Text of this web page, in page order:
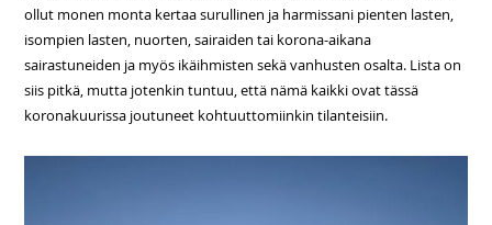
ollut monen monta kertaa surullinen ja harmissani pienten lasten,
isompien lasten, nuorten, sairaiden tai korona-aikana
sairastuneiden ja myös ikäihmisten sekä vanhusten osalta. Lista on
siis pitkä, mutta jotenkin tuntuu, että nämä kaikki ovat tässä
koronakuurissa joutuneet kohtuuttomiinkin tilanteisiin.